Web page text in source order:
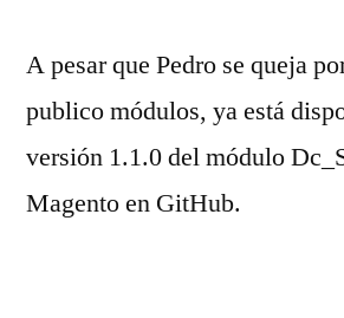
A pesar que Pedro se queja
publico módulos, ya está
versión 1.1.0 del módulo
Magento en GitHub.